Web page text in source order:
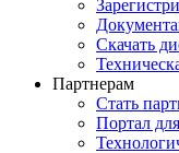
Скачать
Партнерам
Стать
Портал